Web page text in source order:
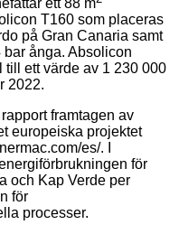
ett 88 m
T160 som placeras
på Gran Canaria samt
ånga. Absolicon
till ett värde av 1 230 000
2022.
framtagen av
europeiska projektet
es/. I
för
och Kap Verde per
för
processer.